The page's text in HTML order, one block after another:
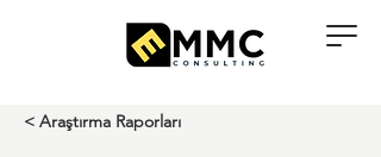
< Araştırma Raporları